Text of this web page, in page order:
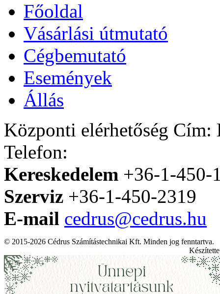
Főoldal
Vásárlási útmutató
Cégbemutató
Események
Állás
Központi elérhetőség Cím:
Telefon:
Kereskedelem +36-1-450-
Szerviz +36-1-450-2319
E-mail cedrus@cedrus.hu
© 2015-2026 Cédrus Számítástechnikai Kft. Minden jog fenntartva.